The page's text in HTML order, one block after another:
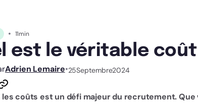
• 11min
est le véritable
Adrien Lemaire•25Septembre2024
coûts est un défi majeur du recrutement.